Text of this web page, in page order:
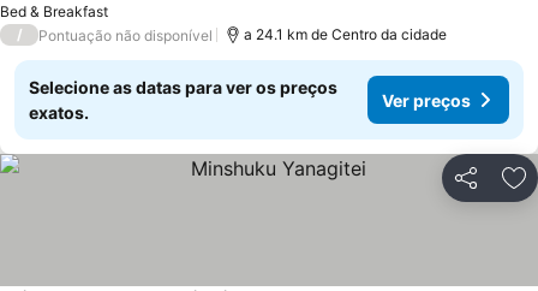
Bed & Breakfast
/ Pontuação não disponível a 24.1 km de Centro da cidade
Selecione as datas para ver os preços
exatos.
Ver preços
Partilhar